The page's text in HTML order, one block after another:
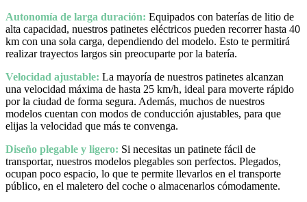
Autonomía de larga duración: Equipados con baterías de litio de
alta capacidad, nuestros patinetes eléctricos pueden recorrer hasta 40
km con una sola carga, dependiendo del modelo. Esto te permitirá
realizar trayectos largos sin preocuparte por la batería.
Velocidad ajustable: La mayoría de nuestros patinetes alcanzan
una velocidad máxima de hasta 25 km/h, ideal para moverte rápido
por la ciudad de forma segura. Además, muchos de nuestros
modelos cuentan con modos de conducción ajustables, para que
elijas la velocidad que más te convenga.
Diseño plegable y ligero: Si necesitas un patinete fácil de
transportar, nuestros modelos plegables son perfectos. Plegados,
ocupan poco espacio, lo que te permite llevarlos en el transporte
público, en el maletero del coche o almacenarlos cómodamente.